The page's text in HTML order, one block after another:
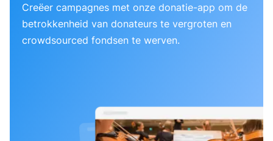
Creëer campagnes met onze donatie-app om de
betrokkenheid van donateurs te vergroten en
crowdsourced fondsen te werven.